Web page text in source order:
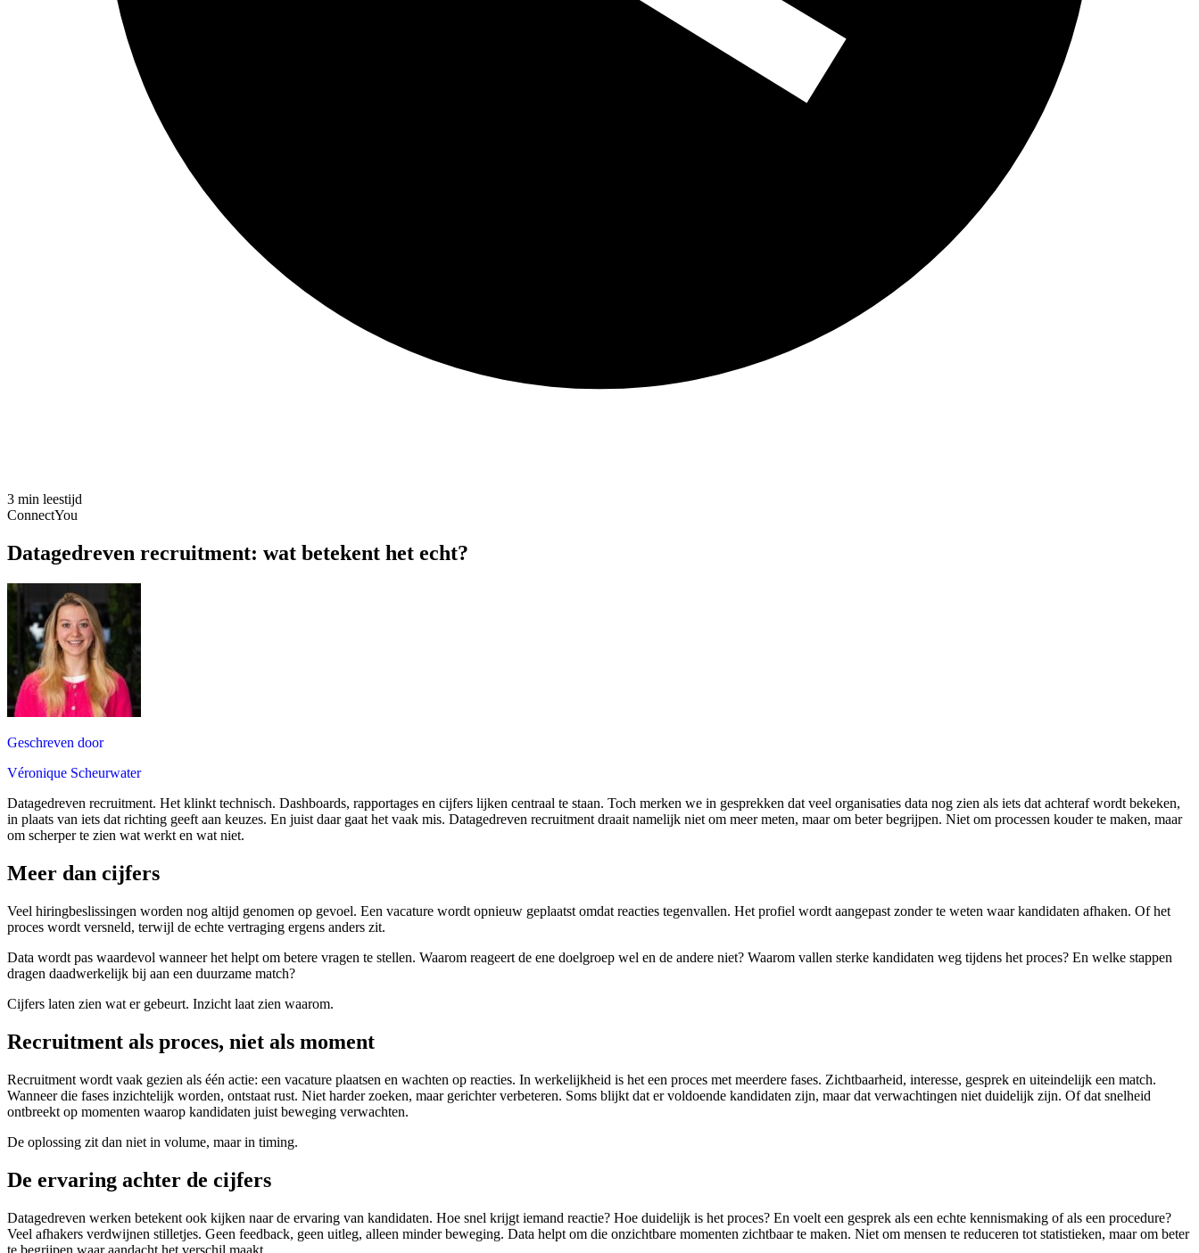
3 min leestijd
ConnectYou
Datagedreven recruitment: wat betekent het echt?
Geschreven door
Véronique Scheurwater
Datagedreven recruitment. Het klinkt technisch. Dashboards, rapportages en cijfers lijken centraal te staan. Toch merken we in gesprekken dat veel organisaties data nog zien als iets dat achteraf wordt bekeken,
in plaats van iets dat richting geeft aan keuzes. En juist daar gaat het vaak mis. Datagedreven recruitment draait namelijk niet om meer meten, maar om beter begrijpen. Niet om processen kouder te maken, maar
om scherper te zien wat werkt en wat niet.
Meer dan cijfers
Veel hiringbeslissingen worden nog altijd genomen op gevoel. Een vacature wordt opnieuw geplaatst omdat reacties tegenvallen. Het profiel wordt aangepast zonder te weten waar kandidaten afhaken. Of het
proces wordt versneld, terwijl de echte vertraging ergens anders zit.
Data wordt pas waardevol wanneer het helpt om betere vragen te stellen. Waarom reageert de ene doelgroep wel en de andere niet? Waarom vallen sterke kandidaten weg tijdens het proces? En welke stappen
dragen daadwerkelijk bij aan een duurzame match?
Cijfers laten zien wat er gebeurt. Inzicht laat zien waarom.
Recruitment als proces, niet als moment
Recruitment wordt vaak gezien als één actie: een vacature plaatsen en wachten op reacties. In werkelijkheid is het een proces met meerdere fases. Zichtbaarheid, interesse, gesprek en uiteindelijk een match.
Wanneer die fases inzichtelijk worden, ontstaat rust. Niet harder zoeken, maar gerichter verbeteren. Soms blijkt dat er voldoende kandidaten zijn, maar dat verwachtingen niet duidelijk zijn. Of dat snelheid
ontbreekt op momenten waarop kandidaten juist beweging verwachten.
De oplossing zit dan niet in volume, maar in timing.
De ervaring achter de cijfers
Datagedreven werken betekent ook kijken naar de ervaring van kandidaten. Hoe snel krijgt iemand reactie? Hoe duidelijk is het proces? En voelt een gesprek als een echte kennismaking of als een procedure?
Veel afhakers verdwijnen stilletjes. Geen feedback, geen uitleg, alleen minder beweging. Data helpt om die onzichtbare momenten zichtbaar te maken. Niet om mensen te reduceren tot statistieken, maar om beter
te begrijpen waar aandacht het verschil maakt.